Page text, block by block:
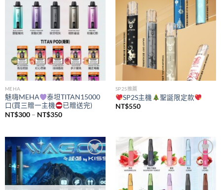
MEHA
魅嗨MEHA
泰坦TITAN15000
口(買三贈一主機
已贈送完)
NT$300 – NT$350價
NT$300
到
NT$350
SP2S推薦
SP2S主機
聖誕限定款
NT$550
Add to
wishlist
Add to
wishlist